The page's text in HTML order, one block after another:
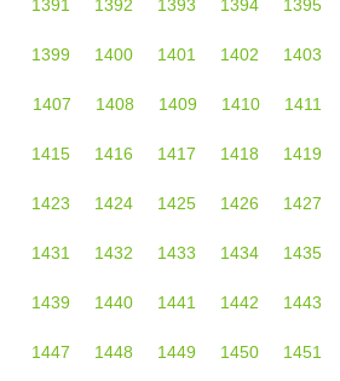
1391 1392 1393 1394 1395
1399 1400 1401 1402 1403
1407 1408 1409 1410 1411
1415 1416 1417 1418 1419
1423 1424 1425 1426 1427
1431 1432 1433 1434 1435
1439 1440 1441 1442 1443
1447 1448 1449 1450 1451